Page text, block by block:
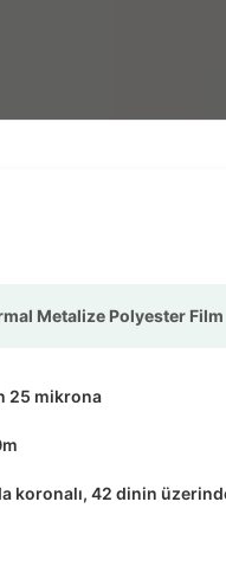
Metalize Polyester Film
25 mikrona
koronalı, 42 dinin